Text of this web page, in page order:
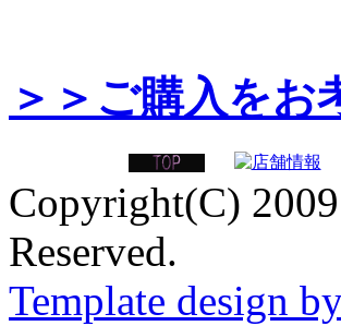
＞＞ご購入を
Copyright(C)
Reserved.
Template design